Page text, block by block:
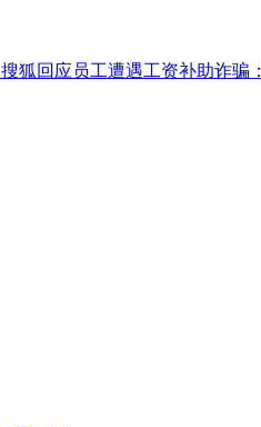
搜狐回应员工遭遇工资补助诈骗：